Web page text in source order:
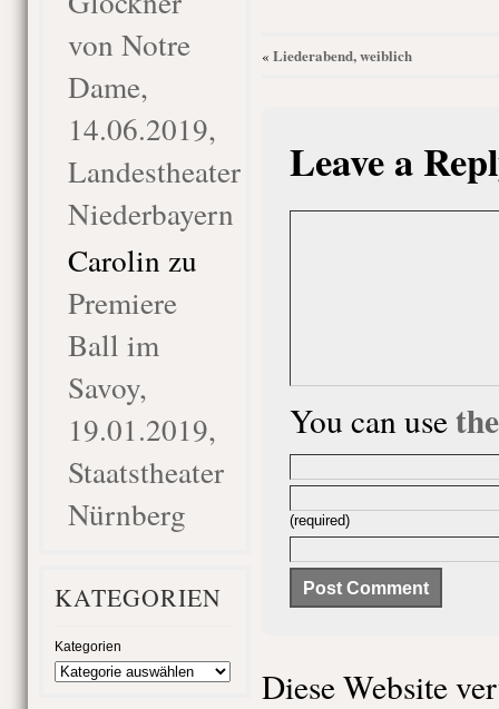
von Notre
Dame,
14.06.2019,
Landestheater
Niederbayern
Carolin zu
Premiere
Ball im
Savoy,
19.01.2019,
Staatstheater
Nürnberg
KATEGORIEN
Kategorien
« Liederabend, weiblich
Leave a
You can use
(required)
Diese Website